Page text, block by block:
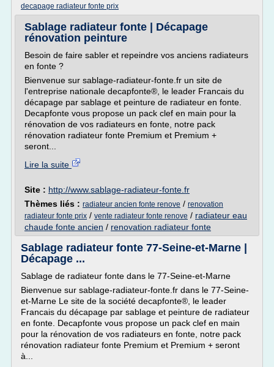
decapage radiateur fonte prix
Sablage radiateur fonte | Décapage
rénovation peinture
Besoin de faire sabler et repeindre vos anciens radiateurs
en fonte ?
Bienvenue sur sablage-radiateur-fonte.fr un site de
l'entreprise nationale decapfonte®, le leader Francais du
décapage par sablage et peinture de radiateur en fonte.
Decapfonte vous propose un pack clef en main pour la
rénovation de vos radiateurs en fonte, notre pack
rénovation radiateur fonte Premium et Premium +
seront...
Lire la suite
Site : http://www.sablage-radiateur-fonte.fr
Thèmes liés : radiateur ancien fonte renove / renovation
radiateur fonte prix / vente radiateur fonte renove / radiateur eau
chaude fonte ancien / renovation radiateur fonte
Sablage radiateur fonte 77-Seine-et-Marne |
Décapage ...
Sablage de radiateur fonte dans le 77-Seine-et-Marne
Bienvenue sur sablage-radiateur-fonte.fr dans le 77-Seine-
et-Marne Le site de la société decapfonte®, le leader
Francais du décapage par sablage et peinture de radiateur
en fonte. Decapfonte vous propose un pack clef en main
pour la rénovation de vos radiateurs en fonte, notre pack
rénovation radiateur fonte Premium et Premium + seront
à...